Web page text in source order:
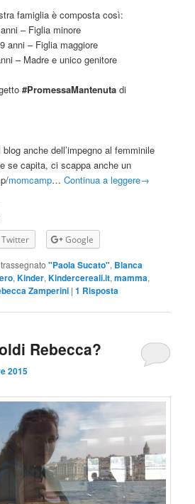
famiglia è composta così:
– Figlia minore
anni – Figlia maggiore
– Madre e unico genitore
#PromessaMantenuta di
anche dell’impegno al femminile
se capita, ci scappa anche un
momcamp…Continua a leggere→
Twitter Google
"Paola Sucato", Blanca
,Kinder,Kindercereali.it,mamma,
Zamperini |1 Risposta
Rebecca?
2015